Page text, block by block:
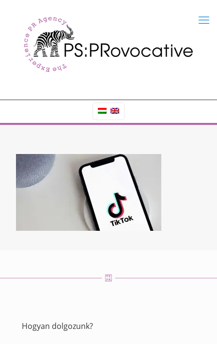
Hogyan dolgozunk?